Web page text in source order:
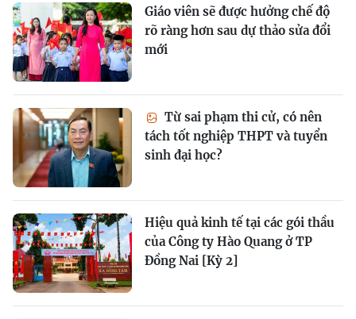
Giáo viên sẽ được hưởng chế độ
rõ ràng hơn sau dự thảo sửa đổi
mới
Từ sai phạm thi cử, có nên
tách tốt nghiệp THPT và tuyển
sinh đại học?
Hiệu quả kinh tế tại các gói thầu
của Công ty Hào Quang ở TP
Đồng Nai [Kỳ 2]